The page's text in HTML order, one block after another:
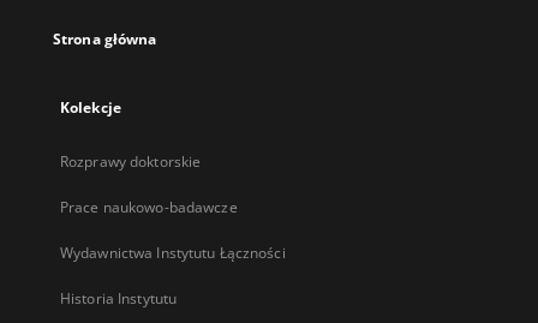
Strona główna
Kolekcje
Rozprawy doktorskie
Prace naukowo-badawcze
Wydawnictwa Instytutu Łączności
Historia Instytutu